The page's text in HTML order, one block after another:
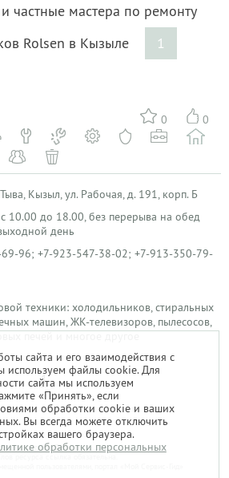
частные мастера по ремонту
Rolsen в Кызыле
1
0 0
Кызыл, ул. Рабочая, д. 191, корп. Б
10.00 до 18.00, без перерыва на обед
день
96; +7-923-547-38-02; +7-913-350-79-
техники: холодильников, стиральных
машин, ЖК-телевизоров, пылесосов,
печей и многое другое
1
группы «Текарт».
ресурса ссылка обязательна.
пользователями, портал «Мой Сервис-Гид»
сайта и его взаимодействия с
используем файлы cookie. Для
сайта мы используем
«Принять», если
обработки cookie и ваших
Вы всегда можете отключить
вашего браузера.
обработки персональных